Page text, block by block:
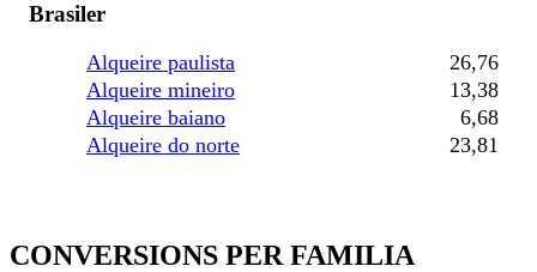
Brasiler
Alqueire paulista
26,76
Alqueire mineiro
13,38
Alqueire baiano
6,68
Alqueire do norte
23,81
CONVERSIONS PER FAMILIA